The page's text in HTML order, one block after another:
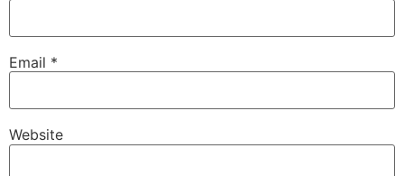
Email *
Website